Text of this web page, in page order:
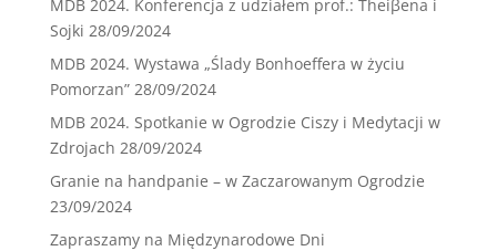
MDB 2024. Konferencja z udziałem prof.: Theiβena i
Sojki 28/09/2024
MDB 2024. Wystawa „Ślady Bonhoeffera w życiu
Pomorzan” 28/09/2024
MDB 2024. Spotkanie w Ogrodzie Ciszy i Medytacji w
Zdrojach 28/09/2024
Granie na handpanie – w Zaczarowanym Ogrodzie
23/09/2024
Zapraszamy na Międzynarodowe Dni